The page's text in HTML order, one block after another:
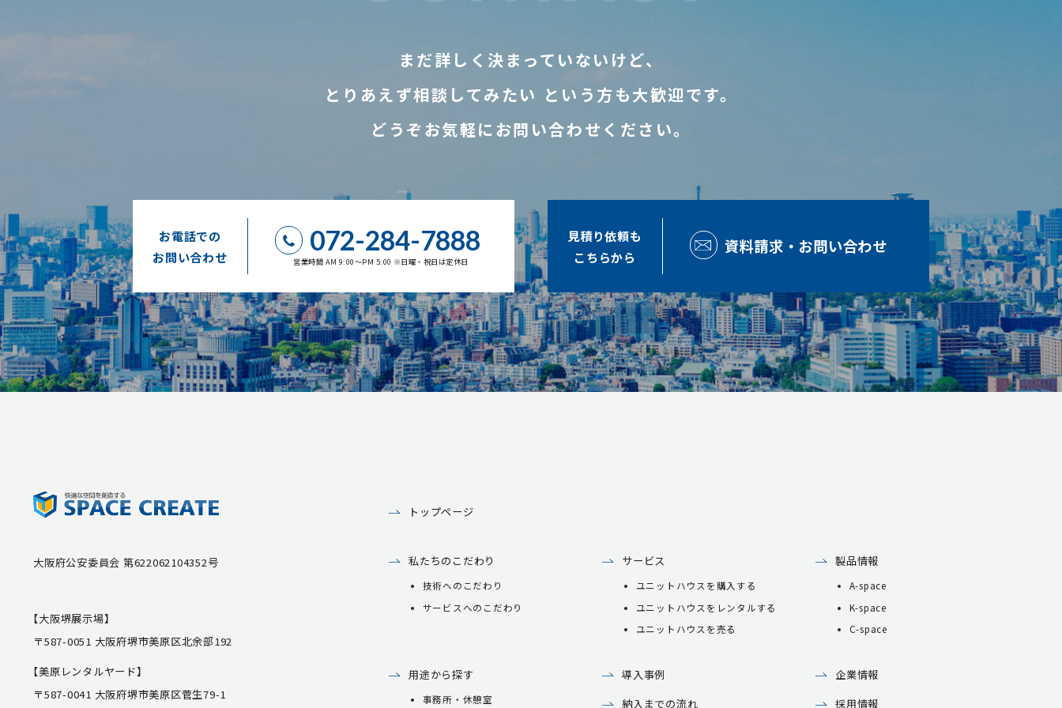
まだ詳しく決まっていないけど、
とりあえず相談してみたい という方も大歓迎です。
どうぞお気軽にお問い合わせください。
お電話での
お問い合わせ
072-284-7888
営業時間 AM 9:00～PM 5:00 ※日曜・祝日は定休日
見積り依頼も
こちらから
資料請求・お問い合わせ
大阪府公安委員会 第622062104352号
【大阪堺展示場】
〒587-0051 大阪府堺市美原区北余部192
【美原レンタルヤード】
〒587-0041 大阪府堺市美原区菅生79-1
トップページ
私たちのこだわり
技術へのこだわり
サービスへのこだわり
サービス
ユニットハウスを購入する
ユニットハウスをレンタルする
ユニットハウスを売る
製品情報
A-space
K-space
C-space
用途から探す
事務所・休憩室
導入事例
納入までの流れ
企業情報
採用情報